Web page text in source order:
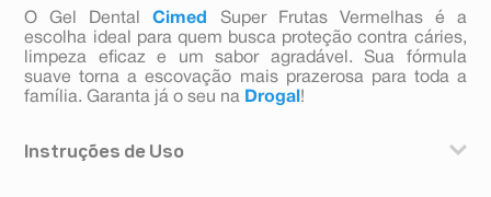
O Gel DentalCimed
Super Frutas Vermelhas é a
escolha ideal para quem busca proteção contra cáries,
limpeza eficaz e um sabor agradável. Sua fórmula
suave torna a escovação mais prazerosa para toda a
família. Garanta já o seu na Drogal !
Instruções de Uso